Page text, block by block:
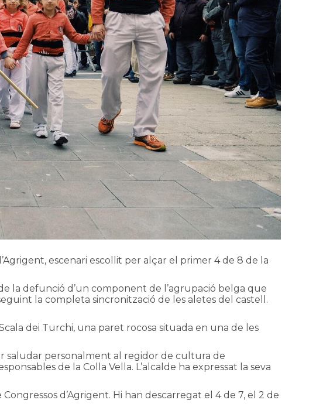
escenari escollit per alçar el primer 4 de 8 de la
la defunció d’un component de l’agrupació belga que
la completa sincronització de les aletes del castell.
dei Turchi, una paret rocosa situada en una de les
saludar personalment al regidor de cultura de
de la Colla Vella. L’alcalde ha expressat la seva
d’Agrigent. Hi han descarregat el 4 de 7, el 2 de